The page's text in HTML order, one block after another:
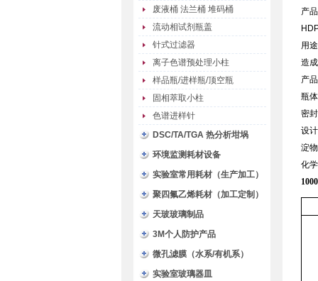
废液桶 法兰桶 堆码桶
流动相试剂瓶盖
针式过滤器
离子色谱预处理小柱
样品瓶/进样瓶/顶空瓶
固相萃取小柱
色谱进样针
DSC/TA/TGA 热分析坩埚
环境监测耗材设备
实验室常用耗材（生产加工）
聚四氟乙烯耗材（加工定制）
天玻玻璃制品
3M个人防护产品
微孔滤膜（水系/有机系）
实验室玻璃器皿
产
用
造
产
瓶
密
设
淀
化